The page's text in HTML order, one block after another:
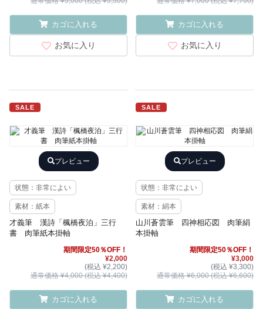
カゴに入れる
お気に入り
カゴに入れる
お気に入り
SALE
プレビュー
状態：非常によい
素材：紙本
才義筆 漢詩「楓橋夜泊」三行
書 肉筆紙本掛軸
期間限定50％OFF！
¥2,000
(税込 ¥2,200)
通常価格 ¥4,000 (税込 ¥4,400)
カゴに入れる
SALE
プレビュー
状態：非常によい
素材：絹本
山川蒼雲筆 四神相応図 肉筆絹
本掛軸
期間限定50％OFF！
¥3,000
(税込 ¥3,300)
通常価格 ¥6,000 (税込 ¥6,600)
カゴに入れる